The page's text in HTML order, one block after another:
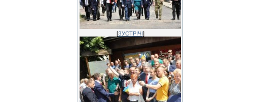
[ЗУСТРІЧІ]